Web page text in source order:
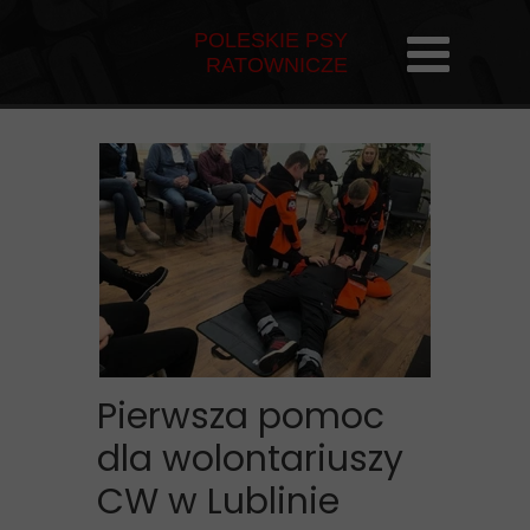
POLESKIE PSY
RATOWNICZE
Pierwsza pomoc
dla wolontariuszy
CW w Lublinie